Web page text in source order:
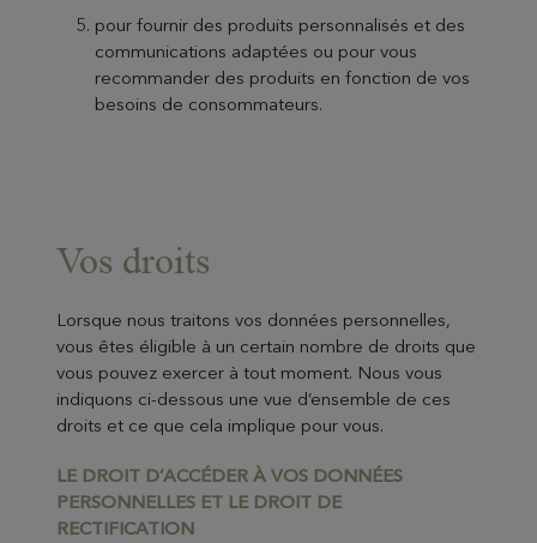
pour fournir des produits personnalisés et des
communications adaptées ou pour vous
recommander des produits en fonction de vos
besoins de consommateurs.
Vos droits
Lorsque nous traitons vos données personnelles,
vous êtes éligible à un certain nombre de droits que
vous pouvez exercer à tout moment. Nous vous
indiquons ci-dessous une vue d’ensemble de ces
droits et ce que cela implique pour vous.
LE DROIT D’ACCÉDER À VOS DONNÉES
PERSONNELLES ET LE DROIT DE
RECTIFICATION